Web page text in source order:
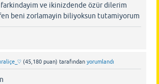
ve ikinizdende özür dilerim
beni zorlamayin biliyoksun tutamiyorum
(45,180 puan) tarafından yorumlandı